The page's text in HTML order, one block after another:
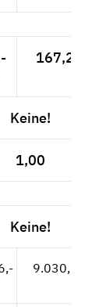
167,23 €
Keine!
1,00
Keine!
9.030,25 €